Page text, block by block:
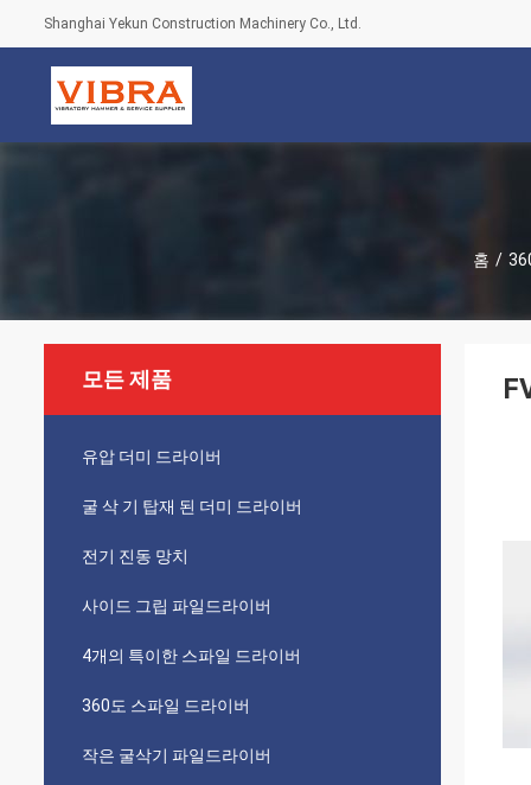
Shanghai Yekun Construction Machinery Co., Ltd.
홈 /
모든 제품
유압 더미 드라이버
굴 삭 기 탑재 된 더미 드라이버
전기 진동 망치
사이드 그립 파일드라이버
4개의 특이한 스파일 드라이버
360도 스파일 드라이버
작은 굴삭기 파일드라이버